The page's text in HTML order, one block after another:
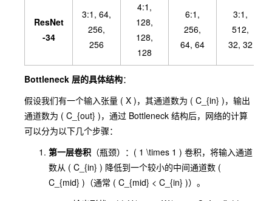
ResNet
-34
3:1, 64,
256,
256
4:1,
128,
128,
128
6:1,
256,
64, 64
3:1,
512,
32, 32
Bottleneck 层的具体结构：
假设我们有一个输入张量 ( X )，其通道数为 ( C_{in} )，输出
通道数为 ( C_{out} )，通过 Bottleneck 结构后，网络的计算
可以分为以下几个步骤：
第一层卷积 （瓶颈）：( 1 \times 1 ) 卷积，将输入通道
数从 ( C_{in} ) 降低到一个较小的中间通道数 (
C_{mid} )（通常 ( C_{mid} < C_{in} )）。